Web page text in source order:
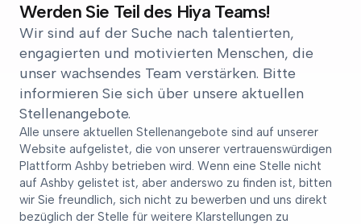
Werden Sie Teil des Hiya Teams!
Wir sind auf der Suche nach talentierten,
engagierten und motivierten Menschen, die
unser wachsendes Team verstärken. Bitte
informieren Sie sich über unsere aktuellen
Stellenangebote.
Alle unsere aktuellen Stellenangebote sind auf unserer
Website aufgelistet, die von unserer vertrauenswürdigen
Plattform Ashby betrieben wird. Wenn eine Stelle nicht
auf Ashby gelistet ist, aber anderswo zu finden ist, bitten
wir Sie freundlich, sich nicht zu bewerben und uns direkt
bezüglich der Stelle für weitere Klarstellungen zu